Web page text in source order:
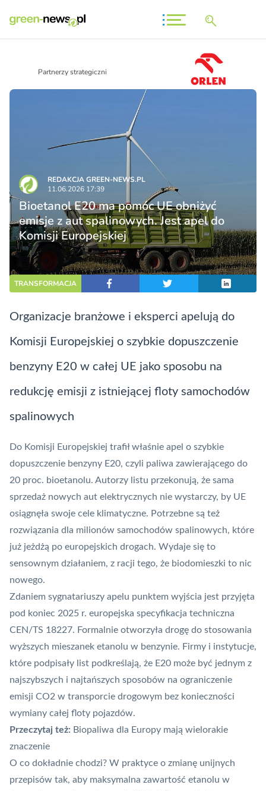
Partnerzy strategiczni
REDAKCJA GREEN-NEWS.PL
11.06.2026 17:39
Bioetanol E20 ma pomóc UE obniżyć
emisje z aut spalinowych. Jest apel do
Komisji Europejskiej
TRANSFORMACJA
Organizacje branżowe i eksperci apelują do
Komisji Europejskiej o szybkie dopuszczenie
benzyny E20 w całej UE jako sposobu na
redukcję emisji z istniejącej floty samochodów
spalinowych
Do Komisji Europejskiej trafił właśnie apel o szybkie
dopuszczenie benzyny E20, czyli paliwa zawierającego do
20 proc. bioetanolu. Autorzy listu przekonują, że sama
sprzedaż nowych aut elektrycznych nie wystarczy, by UE
osiągnęła swoje cele klimatyczne. Potrzebne są też
rozwiązania dla milionów samochodów spalinowych, które
już jeżdżą po europejskich drogach. Wydaje się to
sensownym działaniem, z racji tego, że biodomieszki to nic
nowego.
Zdaniem sygnatariuszy apelu punktem wyjścia jest przyjęta
pod koniec 2025 r. europejska specyfikacja techniczna
CEN/TS 18227. Formalnie otworzyła drogę do stosowania
wyższych mieszanek etanolu w benzynie. Firmy i instytucje,
które podpisały list podkreślają, że E20 może być jednym z
najszybszych i najtańszych sposobów na ograniczenie
emisji CO2 w transporcie drogowym bez konieczności
wymiany całej floty pojazdów.
Przeczytaj też: Biopaliwa dla Europy mają wielorakie
znaczenie
O co dokładnie chodzi? W praktyce o zmianę unijnych
przepisów tak, aby maksymalna zawartość etanolu w